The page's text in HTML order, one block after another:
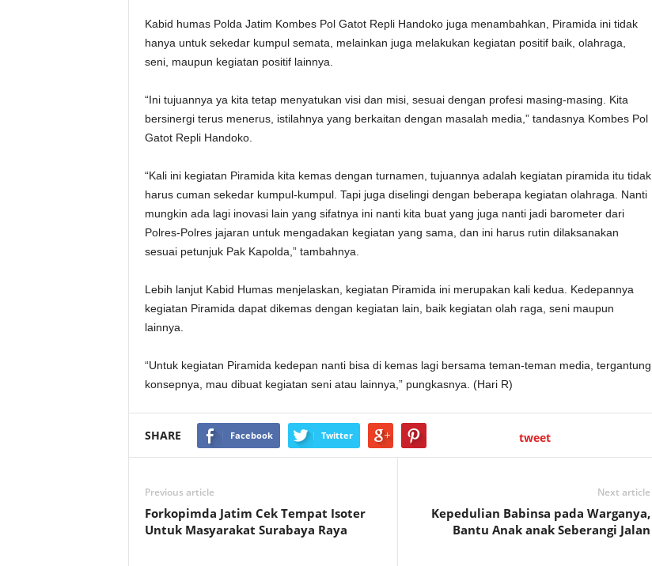
Kabid humas Polda Jatim Kombes Pol Gatot Repli Handoko juga menambahkan, Piramida ini tidak
hanya untuk sekedar kumpul semata, melainkan juga melakukan kegiatan positif baik, olahraga,
seni, maupun kegiatan positif lainnya.
“Ini tujuannya ya kita tetap menyatukan visi dan misi, sesuai dengan profesi masing-masing. Kita
bersinergi terus menerus, istilahnya yang berkaitan dengan masalah media,” tandasnya Kombes Pol
Gatot Repli Handoko.
“Kali ini kegiatan Piramida kita kemas dengan turnamen, tujuannya adalah kegiatan piramida itu tidak
harus cuman sekedar kumpul-kumpul. Tapi juga diselingi dengan beberapa kegiatan olahraga. Nanti
mungkin ada lagi inovasi lain yang sifatnya ini nanti kita buat yang juga nanti jadi barometer dari
Polres-Polres jajaran untuk mengadakan kegiatan yang sama, dan ini harus rutin dilaksanakan
sesuai petunjuk Pak Kapolda,” tambahnya.
Lebih lanjut Kabid Humas menjelaskan, kegiatan Piramida ini merupakan kali kedua. Kedepannya
kegiatan Piramida dapat dikemas dengan kegiatan lain, baik kegiatan olah raga, seni maupun
lainnya.
“Untuk kegiatan Piramida kedepan nanti bisa di kemas lagi bersama teman-teman media, tergantung
konsepnya, mau dibuat kegiatan seni atau lainnya,” pungkasnya. (Hari R)
SHARE Facebook Twitter tweet
Previous article
Forkopimda Jatim Cek Tempat Isoter
Untuk Masyarakat Surabaya Raya
Next article
Kepedulian Babinsa pada Warganya,
Bantu Anak anak Seberangi Jalan